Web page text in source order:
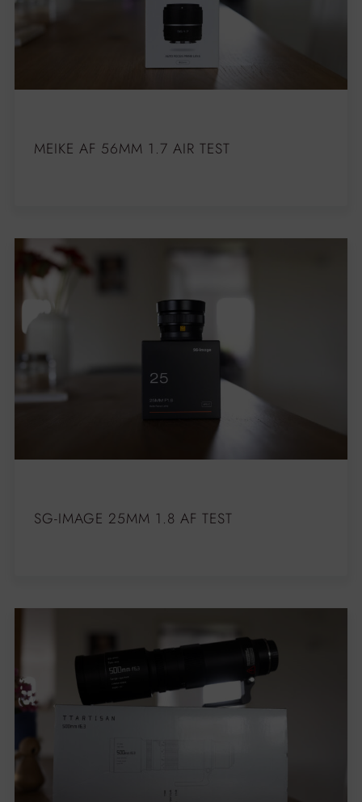
MEIKE AF 56MM 1.7 AIR TEST
SG-IMAGE 25MM 1.8 AF TEST